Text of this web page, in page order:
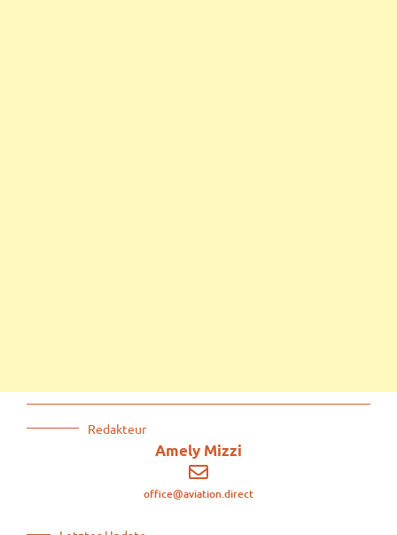
Redakteur
Amely Mizzi
office@aviation.direct